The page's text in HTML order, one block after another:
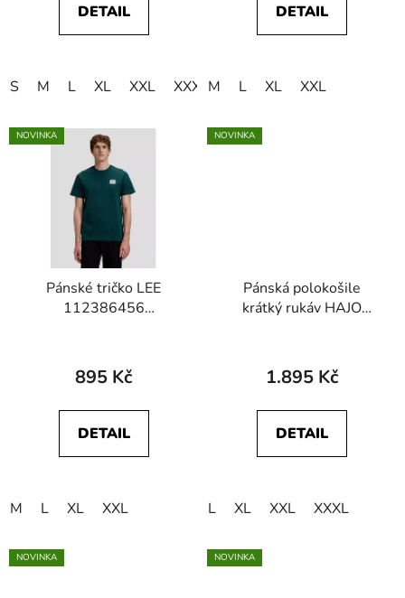
DETAIL
S M L XL XXL XXXL 4XL
DETAIL
M L XL XXL
NOVINKA
Pánské tričko LEE
112386456
895 Kč
DETAIL
M L XL XXL
NOVINKA
Pánská polokošile
krátký rukáv HAJO
1.895 Kč
DETAIL
L XL XXL XXXL
NOVINKA NOVINKA